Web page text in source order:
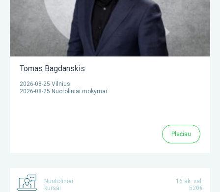
Tomas Bagdanskis
2026-08-25 Vilnius
2026-08-25 Nuotoliniai mokymai
Plačiau
Nuotoliniai
kursai
16 ak. val.
520€